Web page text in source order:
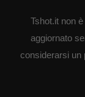
Tshot.it non
aggiornato
considerarsi un